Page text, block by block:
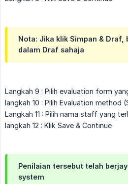
Nota: Jika klik Simpan & Draf,
dalam Draf sahaja
Langkah 9 : Pilih evaluation form
langkah 10 : Pilih Evaluation method
Langkah 11 : Pilih nama staff yang
langkah 12 : Klik Save & Continue
Penilaian tersebut telah
system